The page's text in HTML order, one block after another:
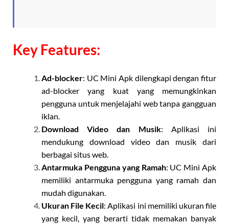
Key Features:
Ad-blocker: UC Mini Apk dilengkapi dengan fitur
ad-blocker yang kuat yang memungkinkan
pengguna untuk menjelajahi web tanpa gangguan
iklan.
Download Video dan Musik: Aplikasi ini
mendukung download video dan musik dari
berbagai situs web.
Antarmuka Pengguna yang Ramah: UC Mini Apk
memiliki antarmuka pengguna yang ramah dan
mudah digunakan.
Ukuran File Kecil: Aplikasi ini memiliki ukuran file
yang kecil, yang berarti tidak memakan banyak